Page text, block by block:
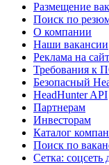
Размещение
Поиск по
О компании
Наши вакансии
Реклама на
Требования к
Безопасный
HeadHunter API
Партнерам
Инвесторам
Каталог
Поиск по
Сетка: соцсеть